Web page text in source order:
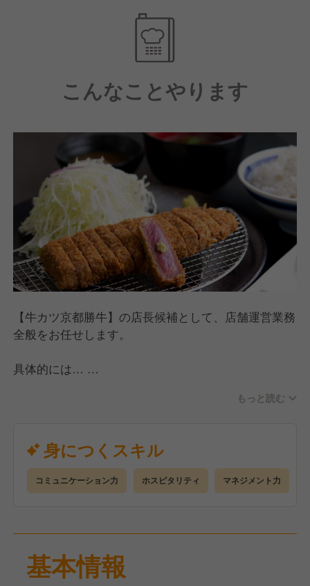
だれと薬味をご用意し、
お客様ごとに様々な形で牛カツを楽しんでいただける
こんなことやります
【牛カツ京都勝牛】の店長候補として、店舗運営業務
全般をお任せします。
具体的には…
・売上、利益管理
・スタッフの採用、育成 など
まずはスタッフとたくさんコミュニケーションをと
などさまざまなマネジメント業務にも携わっていただ
きます！
もっと読む
身につくスキル
コミュニケーション力 ホスピタリティ マネジメント力
基本情報